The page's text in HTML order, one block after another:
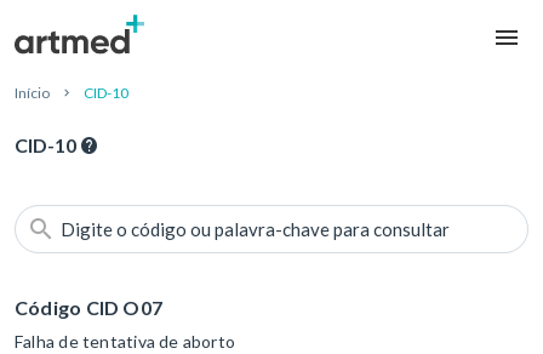
Início CID-10
CID-10
Digite o código ou palavra-chave para consultar
Código CID O07
Falha de tentativa de aborto